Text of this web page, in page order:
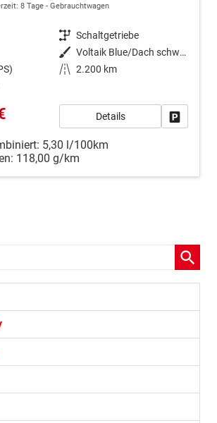
8 Tage Gebrauchtwagen
Getriebe Schaltgetriebe
Außenfarbe
Voltaik Blue/Dach schwarz Metallic ()
Kilometerstand 2.200 km
Details
5,30 l/100km
118,00 g/km